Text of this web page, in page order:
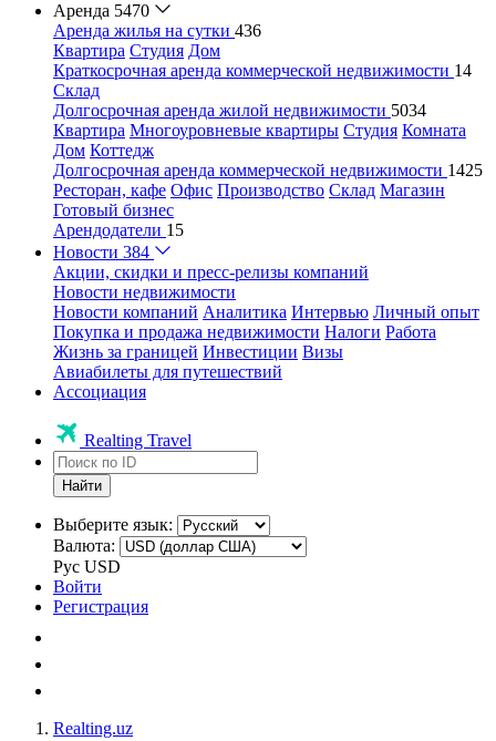
Аренда 5470
Аренда жилья на сутки 436
Квартира Студия Дом
Краткосрочная аренда коммерческой недвижимости 14
Склад
Долгосрочная аренда жилой недвижимости 5034
Квартира Многоуровневые квартиры Студия Комната
Дом Коттедж
Долгосрочная аренда коммерческой недвижимости 1425
Ресторан, кафе Офис Производство Склад Магазин
Готовый бизнес
Арендодатели 15
Новости 384
Акции, скидки и пресс-релизы компаний
Новости недвижимости
Новости компаний Аналитика Интервью Личный опыт
Покупка и продажа недвижимости Налоги Работа
Жизнь за границей Инвестиции Визы
Авиабилеты для путешествий
Ассоциация
Realting Travel
Найти
Выберите язык:
Валюта:
Рус USD
Войти
Регистрация
Realting.uz